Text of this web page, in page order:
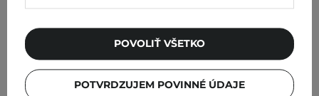
POTVRDZUJEM POVINNÉ ÚDAJE
POVOLIŤ VŠETKO